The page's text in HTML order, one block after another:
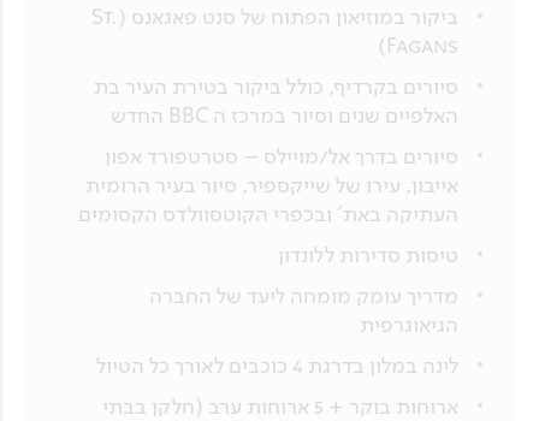
ביקור במוזיאון הפתוח של סנט פאגאנס (St.
Fagans)
סיורים בקרדיף, כולל ביקור בטירת העיר בת
האלפיים שנים וסיור במרכז ה BBC החדש
סיורים בדרך אל/מויילס – סטרטפורד אפון
אייבון, עירו של שייקספיר, סיור בעיר הרומית
העתיקה באת' ובכפרי הקוטסוולדס הקסומים
טיסות סדירות ללונדון
מדריך עומק מומחה ליעד של החברה
הגיאוגרפית
לינה במלון בדרגת 4 כוכבים לאורך כל הטיול
ארוחות בוקר + 5 ארוחות ערב (חלקן בבתי